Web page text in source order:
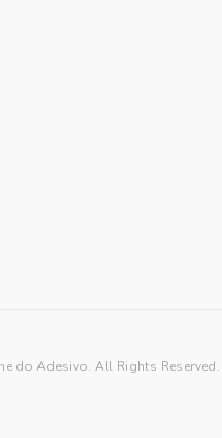
Adesivo. All Rights